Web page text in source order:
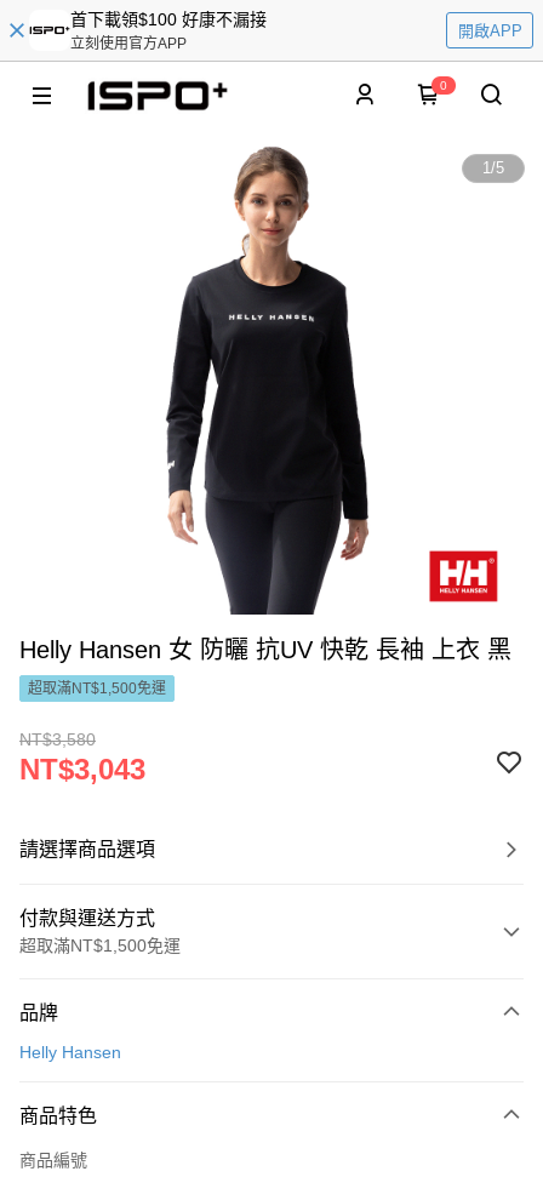
首下載領$100 好康不漏接
立刻使用官方APP
開啟APP
0
1/5
Helly Hansen 女 防曬 抗UV 快乾 長袖 上衣 黑
超取滿NT$1,500免運
NT$3,580
NT$3,043
請選擇商品選項
付款與運送方式
超取滿NT$1,500免運
信用卡一次付款
Apple Pay
悠遊付
品牌
Helly Hansen
商品特色
商品編號